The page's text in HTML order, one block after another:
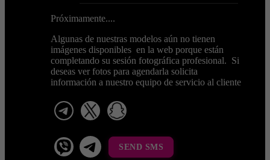
Próximamente....
Algunas de nuestras modelos aún no tienen
imágenes disponibles en la web porque están
completando su sesión fotográfica profesional. Si
deseas ver fotos para agendarla solicita
información a nuestro equipo de servicio al cliente
telegram
viber Telegram La Celestina
SEND SMS